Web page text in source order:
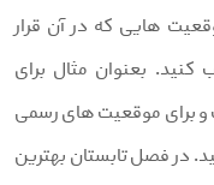
هایی که در آن قرار
بعنوان مثال برای
برای موقعیت های رسمی
در فصل تابستان بهترین